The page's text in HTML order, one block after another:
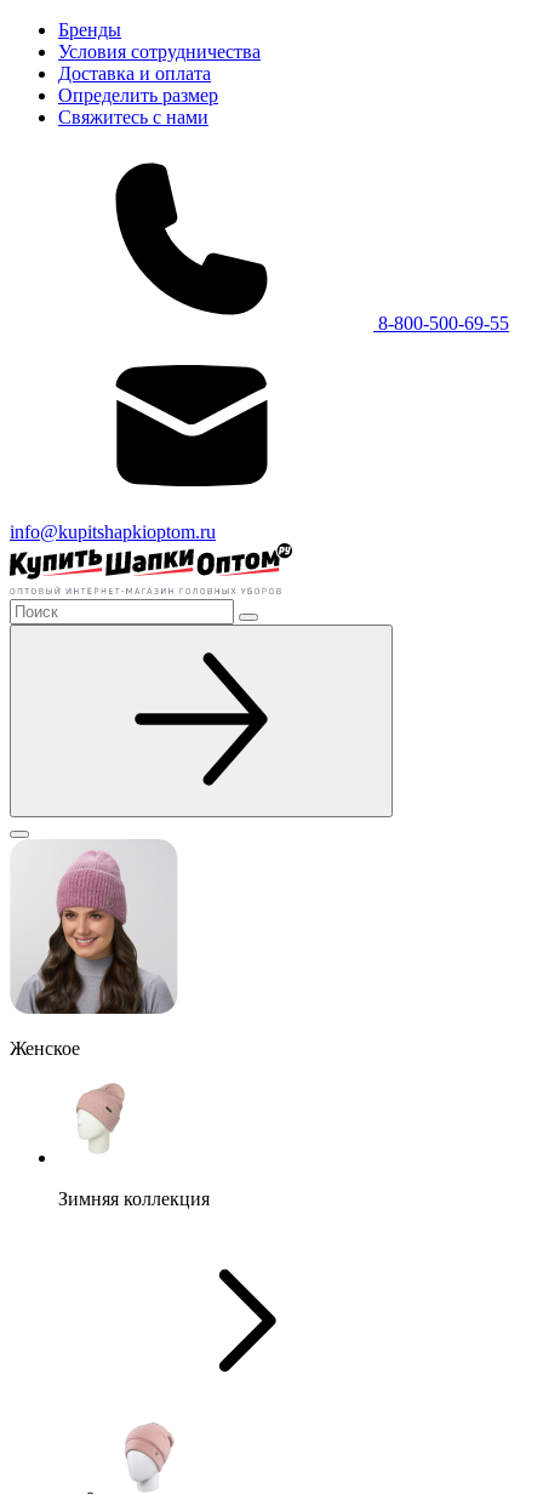
Бренды
Условия сотрудничества
Доставка и оплата
Определить размер
Свяжитесь с нами
8-800-500-69-55
info@kupitshapkioptom.ru
Женское
Зимняя коллекция